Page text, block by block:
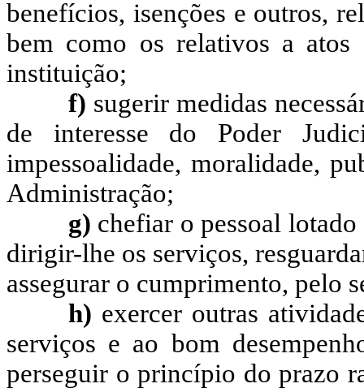
benefícios, isenções e outros,
bem como os relativos a atos
instituição;
f) sugerir medidas
de interesse do Poder
impessoalidade, moralidade,
Administração;
g) chefiar o pessoal
dirigir-lhe os serviços,
assegurar o cumprimento, pelo
h) exercer outras
serviços e ao bom
perseguir o princípio do prazo